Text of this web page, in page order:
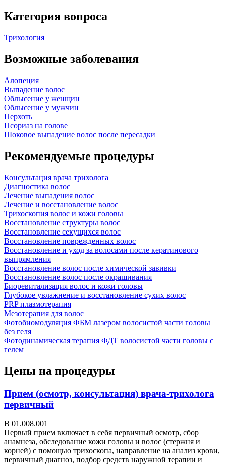
Категория вопроса
Трихология
Возможные заболевания
Алопеция
Выпадение волос
Облысение у женщин
Облысение у мужчин
Перхоть
Псориаз на голове
Шоковое выпадение волос после пересадки
Рекомендуемые процедуры
Консультация врача трихолога
Диагностика волос
Лечение выпадения волос
Лечение и восстановление волос
Трихоскопия волос и кожи головы
Восстановление структуры волос
Восстановление секущихся волос
Восстановление поврежденных волос
Восстановление и уход за волосами после кератинового
выпрямления
Восстановление волос после химической завивки
Восстановление волос после окрашивания
Биоревитализация волос и кожи головы
Глубокое увлажнение и восстановление сухих волос
PRP плазмотерапия
Мезотерапия для волос
Фотобиомодуляция ФБМ лазером волосистой части головы
без геля
Фотодинамическая терапия ФДТ волосистой части головы с
гелем
Цены на процедуры
Прием (осмотр, консультация) врача-трихолога
первичный
В 01.008.001
Первый прием включает в себя первичный осмотр, сбор
анамнеза, обследование кожи головы и волос (стержня и
корней) с помощью трихоскопа, направление на анализ крови,
первичный диагноз, подбор средств наружной терапии и